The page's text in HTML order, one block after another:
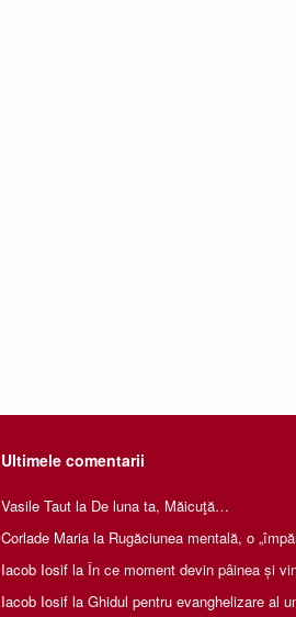
Ultimele comentarii
Vasile Taut la De luna ta, Măicuţă…
Corlade Maria la Rugăciunea mentală, o
Iacob Iosif la În ce moment devin pâinea și
Iacob Iosif la Ghidul pentru evanghelizare al